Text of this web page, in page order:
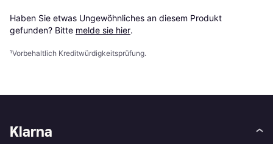
Haben Sie etwas Ungewöhnliches an diesem Produkt
gefunden? Bitte melde sie hier.
¹Vorbehaltlich Kreditwürdigkeitsprüfung.
Klarna